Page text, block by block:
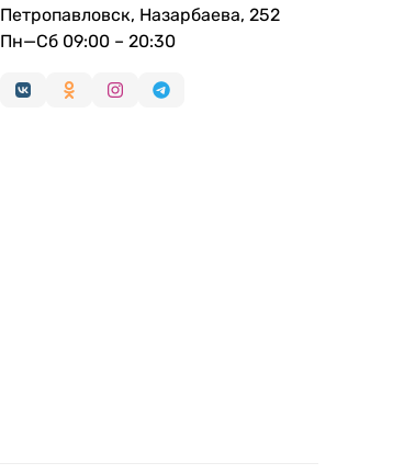
Петропавловск, Назарбаева, 252
Пн—Сб 09:00 – 20:30